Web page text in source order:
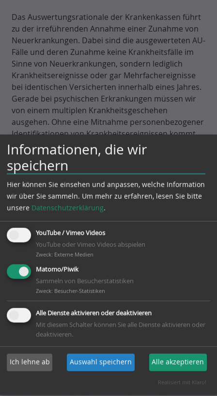
Das Auswertungsrationale der Krankenkassen führt
zu der irreführenden Annahme einer Zunahme von
Neuerkrankungen. Dabei sind die ausgewerteten AU-
Fälle und deren Zunahme keine Krankheitsfälle im
Sinne von Neuerkrankungen, sondern lediglich
Krankheitsereignisse oder gar Mehrfachereignisse
bei identischen Versicherten innerhalb eines Jahres.
Gerade bei psychischen Erkrankungen müssen wir
von einem multiplen Krankheitsgeschehen
ausgehen. Ohne eine Mitnahme personenbezogener
Identifikationen von Krankheitsereignissen kommt
es seit Jahren durch Mehrfachzählungen zu dem
irreführenden Bild einer nur scheinbaren Explosion
der Neuerkrankungen. Zudem wird das
unbestrittene Anwachsen der Krankheitstage im
Wesentlichen durch eine längere Krankheitsdauer je
Fall verursacht und nicht durch eine Zunahme der
Die Anzahl der Neuerkrankungen ist nach aktuellen
wissenschaftlich belastbaren Veröffentlichungen
weitgehend konstant.
Wir haben es eher mit einem Rückgang von
Zunahme längerdauernder Krankheitsfälle zu tun.
Eine solche Entwicklung würde auch das Anwachsen
der AU-Tage insgesamt erklären. Aufgrund der
Datenqualität der Krankenkassen sind Angaben zu
den Neuerkrankungen so nicht haltbar, irreführend
Informationen, die wir
speichern
Hier können Sie einsehen und anpassen, welche Information
wir über Sie sammeln. Um mehr zu erfahren, lesen Sie bitte
unsere Datenschutzerklärung.
YouTube / Vimeo Videos
YouTube oder Vimeo Videos abspielen
Zweck: Externe Medien
Matomo/Piwik
Sammeln von Besucherstatistiken
Zweck: Besucher-Statistiken
Alle Dienste aktivieren oder deaktivieren
Mit diesem Schalter können Sie alle Dienste aktivieren oder
deaktivieren.
Ich lehne ab Auswahl speichern Alle akzeptieren
Realisiert mit Klaro!